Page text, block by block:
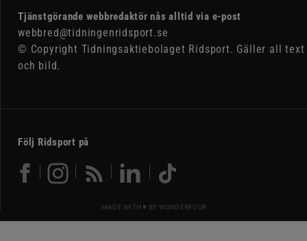
Tjänstgörande webbredaktör nås alltid via e-post
webbred@tidningenridsport.se
© Copyright Tidningsaktiebolaget Ridsport. Gäller all text
och bild.
Följ Ridsport på
MADE WITH ♥ BY WONDERFOUR